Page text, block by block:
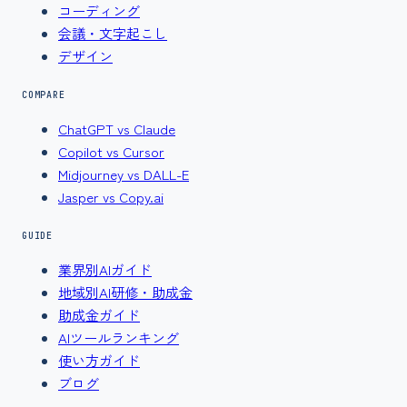
コーディング
会議・文字起こし
デザイン
COMPARE
ChatGPT vs Claude
Copilot vs Cursor
Midjourney vs DALL-E
Jasper vs Copy.ai
GUIDE
業界別AIガイド
地域別AI研修・助成金
助成金ガイド
AIツールランキング
使い方ガイド
ブログ